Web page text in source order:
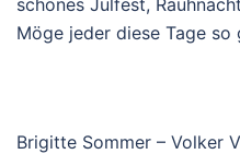
Möge jeder diese Tage
Brigitte Sommer – Volker